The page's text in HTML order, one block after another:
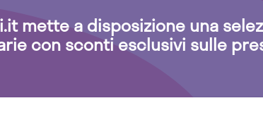
mette a disposizione una
con sconti esclusivi sulle